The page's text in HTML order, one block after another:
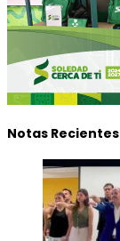
Notas Recientes